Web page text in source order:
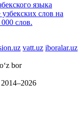
языка
слов на
слов.
vatt.uz iboralar.uz
bor